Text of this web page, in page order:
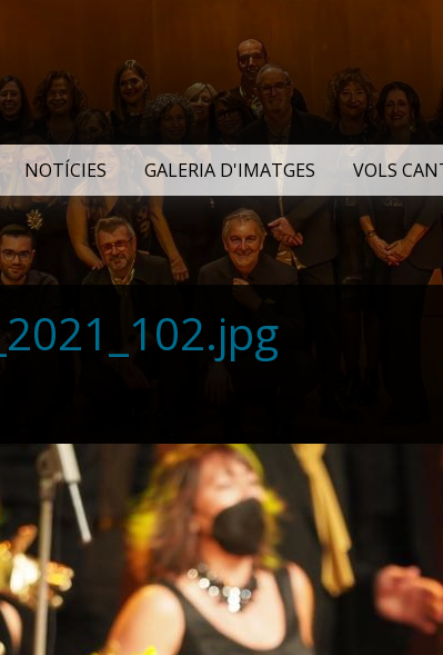
NOTÍCIES GALERIA D'IMATGES VOLS